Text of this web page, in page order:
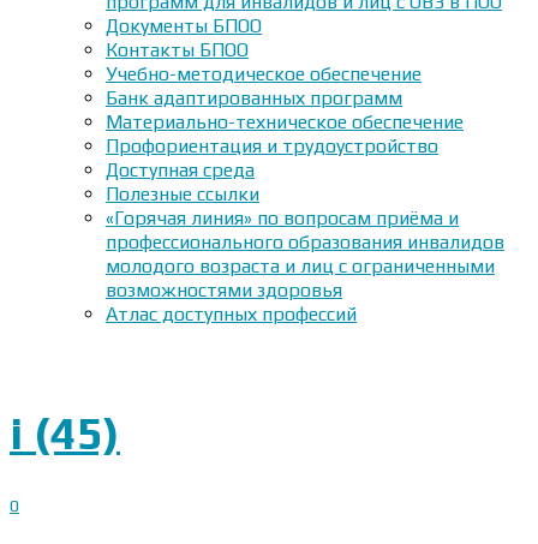
Документы БПОО
Контакты БПОО
Учебно-методическое обеспечение
Банк адаптированных программ
Материально-техническое обеспечение
Профориентация и трудоустройство
Доступная среда
Полезные ссылки
«Горячая линия» по вопросам приёма и
профессионального образования инвалидов
молодого возраста и лиц с ограниченными
возможностями здоровья
Атлас доступных профессий
i (45)
0